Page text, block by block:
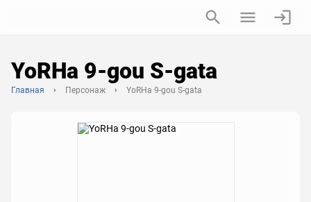
YoRHa 9-gou S-gata
Главная Персонаж YoRHa 9-gou S-gata